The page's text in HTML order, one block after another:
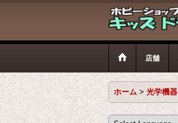
店舗
ホーム > 光学機器